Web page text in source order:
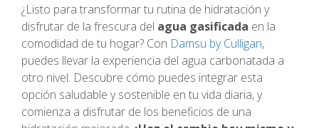
¿Listo para transformar tu rutina de hidratación y
disfrutar de la frescura del agua gasificada en la
comodidad de tu hogar? Con Damsu by Culligan,
puedes llevar la experiencia del agua carbonatada a
otro nivel. Descubre cómo puedes integrar esta
opción saludable y sostenible en tu vida diaria, y
comienza a disfrutar de los beneficios de una